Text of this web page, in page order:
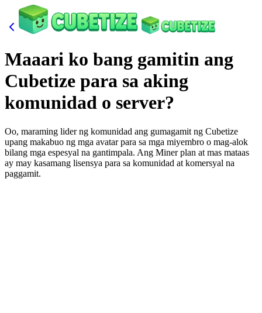
Maaari ko bang gamitin ang
Cubetize para sa aking
komunidad o server?
Oo, maraming lider ng komunidad ang gumagamit ng Cubetize
upang makabuo ng mga avatar para sa mga miyembro o mag-alok
bilang mga espesyal na gantimpala. Ang Miner plan at mas mataas
ay may kasamang lisensya para sa komunidad at komersyal na
paggamit.